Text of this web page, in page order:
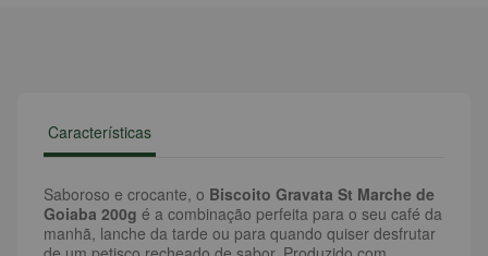
Características
Saboroso e crocante, o Biscoito Gravata St Marche de
Goiaba 200g é a combinação perfeita para o seu café da
manhã, lanche da tarde ou para quando quiser desfrutar